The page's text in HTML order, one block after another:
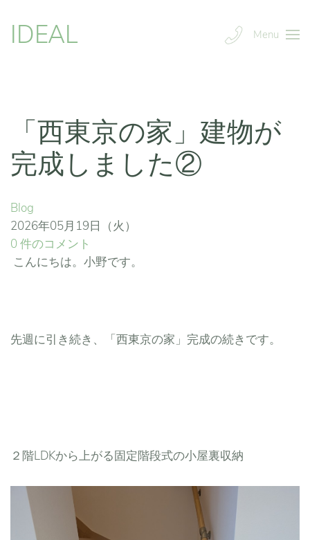
IDEAL Menu
「西東京の家」建物が
完成しました②
Blog
2026年05月19日（火）
0 件のコメント
こんにちは。小野です。
先週に引き続き、「西東京の家」完成の続きです。
２階LDKから上がる固定階段式の小屋裏収納